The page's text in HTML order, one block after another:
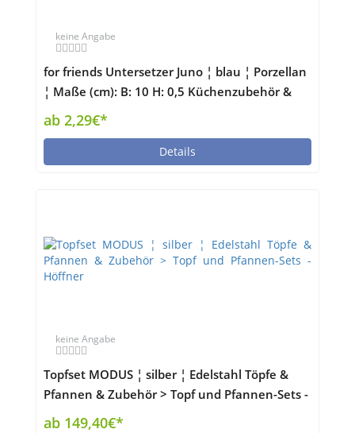
keine Angabe
for friends Untersetzer Juno ¦ blau ¦ Porzellan
¦ Maße (cm): B: 10 H: 0,5 Küchenzubehör &
Helfer > Tischaccessoires - Höffner
ab 2,29€*
Details
keine Angabe
Topfset MODUS ¦ silber ¦ Edelstahl Töpfe &
Pfannen & Zubehör > Topf und Pfannen-Sets -
Höffner
ab 149,40€*